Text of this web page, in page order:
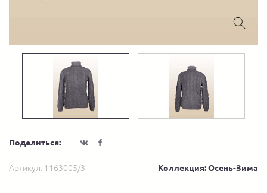
Поделиться:
Артикул: 1163005/3 Коллекция: Осень-Зима